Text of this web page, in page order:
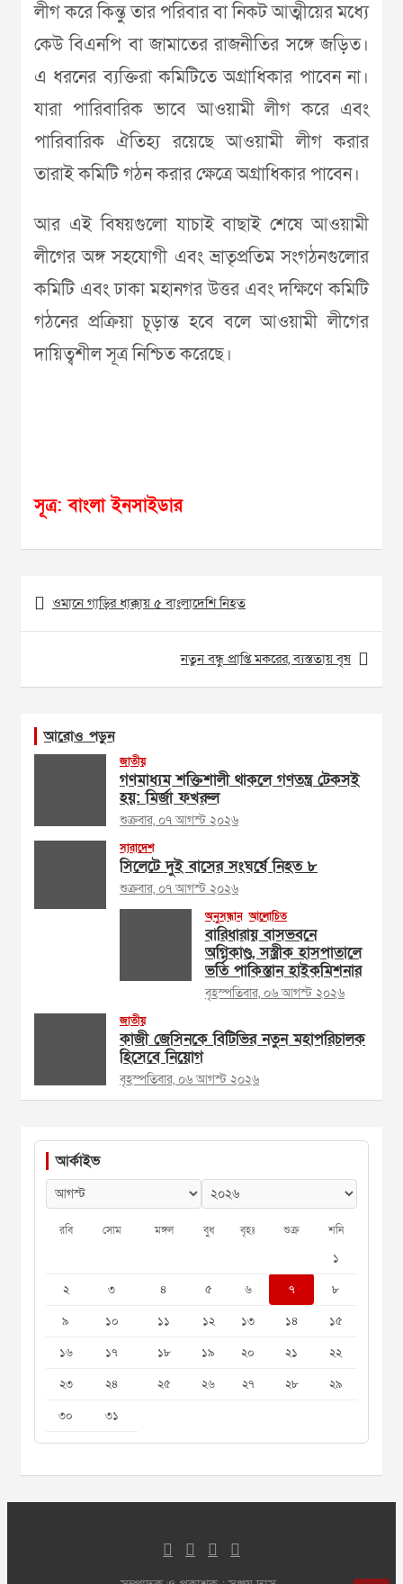
লীগ করে কিন্তু তার পরিবার বা নিকট আত্মীয়ের মধ্যে
কেউ বিএনপি বা জামাতের রাজনীতির সঙ্গে জড়িত।
এ ধরনের ব্যক্তিরা কমিটিতে অগ্রাধিকার পাবেন না।
যারা পারিবারিক ভাবে আওয়ামী লীগ করে এবং
পারিবারিক ঐতিহ্য রয়েছে আওয়ামী লীগ করার
তারাই কমিটি গঠন করার ক্ষেত্রে অগ্রাধিকার পাবেন।
আর এই বিষয়গুলো যাচাই বাছাই শেষে আওয়ামী
লীগের অঙ্গ সহযোগী এবং ভ্রাতৃপ্রতিম সংগঠনগুলোর
কমিটি এবং ঢাকা মহানগর উত্তর এবং দক্ষিণে কমিটি
গঠনের প্রক্রিয়া চূড়ান্ত হবে বলে আওয়ামী লীগের
দায়িত্বশীল সূত্র নিশ্চিত করেছে।
সূত্র: বাংলা ইনসাইডার
Post
navigation
ওমানে গাড়ির ধাক্কায় ৫ বাংলাদেশি নিহত
নতুন বন্ধু প্রাপ্তি মকরের, ব্যস্ততায় বৃষ
আরোও পড়ুন
জাতীয়
গণমাধ্যম শক্তিশালী থাকলে গণতন্ত্র টেকসই
হয়: মির্জা ফখরুল
শুক্রবার, ০৭ আগস্ট ২০২৬
সারাদেশ
সিলেটে দুই বাসের সংঘর্ষে নিহত ৮
শুক্রবার, ০৭ আগস্ট ২০২৬
অনুসন্ধান আলোচিত
বারিধারায় বাসভবনে
অগ্নিকাণ্ড, সস্ত্রীক হাসপাতালে
ভর্তি পাকিস্তান হাইকমিশনার
বৃহস্পতিবার, ০৬ আগস্ট ২০২৬
জাতীয়
কাজী জেসিনকে বিটিভির নতুন মহাপরিচালক
হিসেবে নিয়োগ
বৃহস্পতিবার, ০৬ আগস্ট ২০২৬
আর্কাইভ
রবি সোম মঙ্গল বুধ বৃহঃ শুক্র শনি
১
২
৩ ৪ ৫ ৬ ৭
৮
৯
১০ ১১ ১২ ১৩ ১৪
১৫
১৬
১৭ ১৮ ১৯ ২০ ২১
২২
২৩
২৪ ২৫ ২৬ ২৭ ২৮
২৯
৩০
৩১